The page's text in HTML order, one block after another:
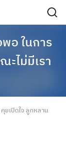
อ ในการ
ไม่มีเรา
คุยเปิดใจ ลูกหลาน